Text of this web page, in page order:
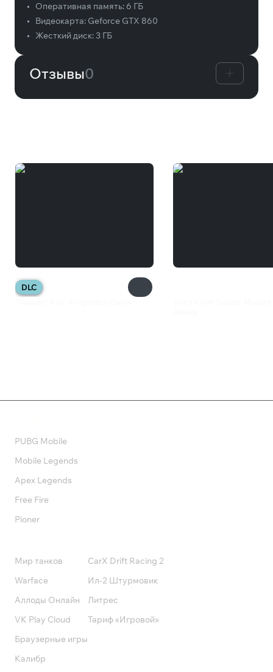
•
Оперативная память: 6 ГБ
•
Видеокарта: Geforce GTX 860
•
Жесткий диск: 3 ГБ
Отзывы0
DLC
PUBG Mobile
Mobile Legends
Apex Legends
Free Fire
Pioner
Мир танков
Warface
Аллоды Онлайн
VK Play Cloud
Браузерные игры
Калибр
CarX Drift Racing 2
Ил-2 Штурмовик
Литрес
Тариф «Игровой»